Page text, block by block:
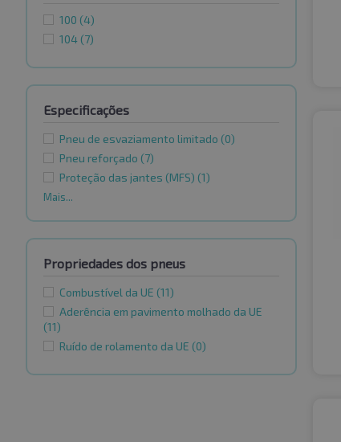
100 (4)
104 (7)
Especificações
Pneu de esvaziamento limitado (0)
Pneu reforçado (7)
Proteção das jantes (MFS) (1)
Mais...
Propriedades dos pneus
Combustível da UE (11)
Aderência em pavimento molhado da UE
(11)
Ruído de rolamento da UE (0)